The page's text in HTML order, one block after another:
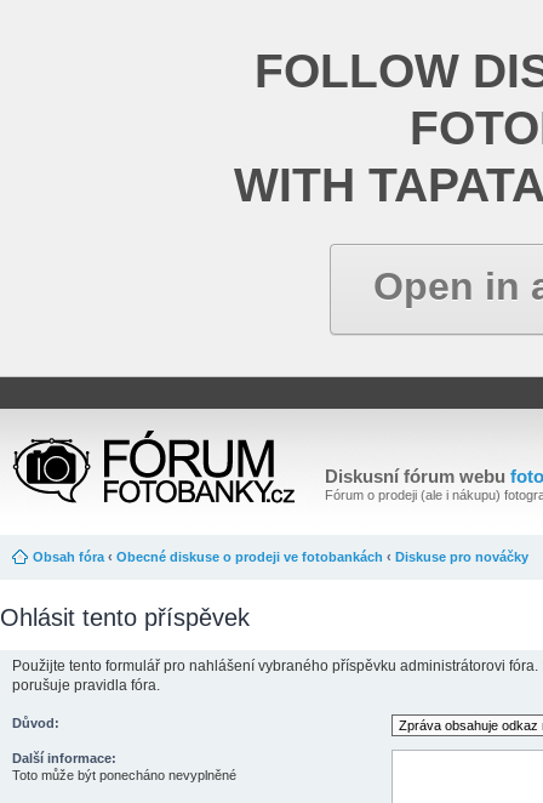
FOLLOW
WITH
Open in
Diskusní fórum webu
Fórum o prodeji (ale i nákupu)
Obsah fóra ‹ Obecné diskuse o prodeji ve fotobankách ‹ Diskuse pro nováčky
Ohlásit tento příspěvek
Použijte tento formulář pro nahlášení vybraného příspěvku administrátorovi
porušuje pravidla fóra.
Důvod:
Další informace:
Toto může být ponecháno nevyplněné